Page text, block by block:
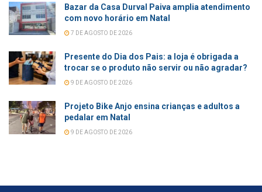
Bazar da Casa Durval Paiva amplia atendimento
com novo horário em Natal
7 DE AGOSTO DE 2026
Presente do Dia dos Pais: a loja é obrigada a
trocar se o produto não servir ou não agradar?
9 DE AGOSTO DE 2026
Projeto Bike Anjo ensina crianças e adultos a
pedalar em Natal
9 DE AGOSTO DE 2026